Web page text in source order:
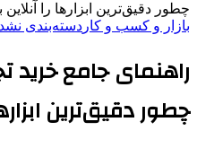
چطور دقیق‌ترین ابزارها را
بازار و کسب و کار دسته‌بندی
راهنمای جامع خرید
چطور دقیق‌ترین